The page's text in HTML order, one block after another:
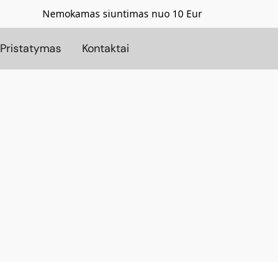
Nemokamas siuntimas nuo 10 Eur
Pristatymas Kontaktai